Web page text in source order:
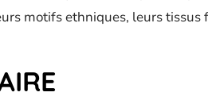
motifs ethniques, leurs tissus